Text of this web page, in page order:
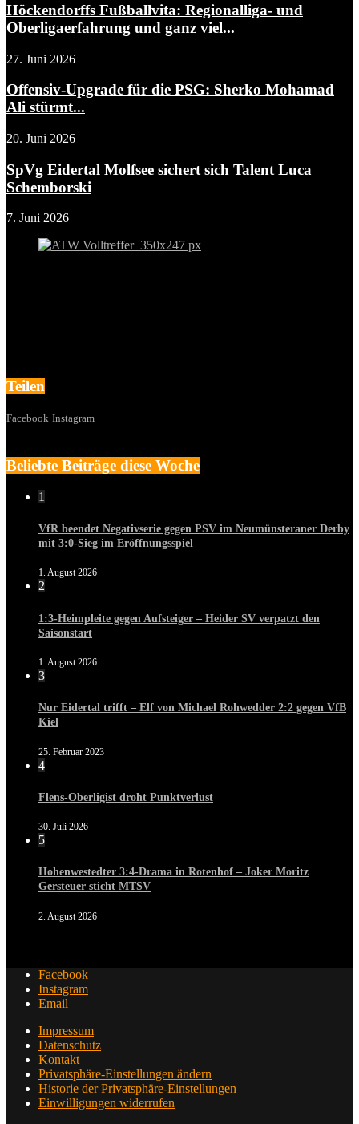
Höckendorffs Fußballvita: Regionalliga- und
Oberligaerfahrung und ganz viel...
27. Juni 2026
Offensiv-Upgrade für die PSG: Sherko Mohamad
Ali stürmt...
20. Juni 2026
SpVg Eidertal Molfsee sichert sich Talent Luca
Schemborski
7. Juni 2026
Teilen
Facebook Instagram
Beliebte Beiträge diese Woche
1
VfR beendet Negativserie gegen PSV im Neumünsteraner Derby
mit 3:0-Sieg im Eröffnungsspiel
1. August 2026
2
1:3-Heimpleite gegen Aufsteiger – Heider SV verpatzt den
Saisonstart
1. August 2026
3
Nur Eidertal trifft – Elf von Michael Rohwedder 2:2 gegen VfB
Kiel
25. Februar 2023
4
Flens-Oberligist droht Punktverlust
30. Juli 2026
5
Hohenwestedter 3:4-Drama in Rotenhof – Joker Moritz
Gersteuer sticht MTSV
2. August 2026
Facebook
Instagram
Email
Impressum
Datenschutz
Kontakt
Privatsphäre-Einstellungen ändern
Historie der Privatsphäre-Einstellungen
Einwilligungen widerrufen